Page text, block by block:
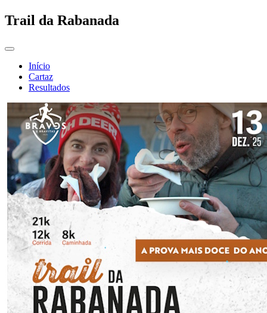
Trail da Rabanada
Início
Cartaz
Resultados